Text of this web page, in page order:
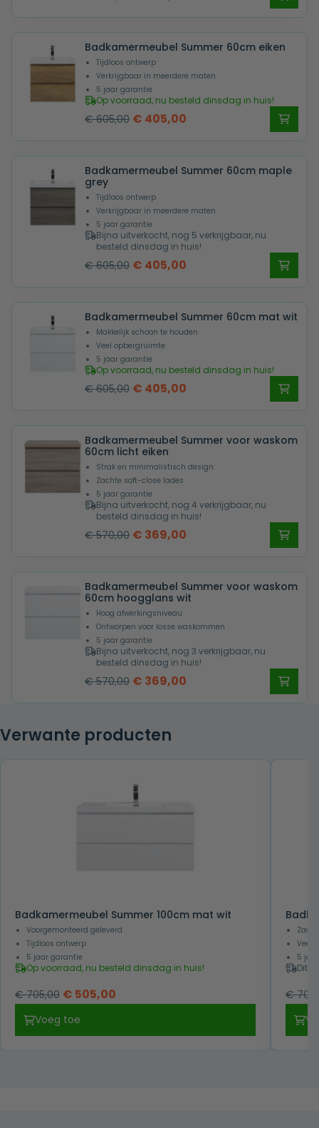
was:
€ 570,00.
is:
€ 369,00.
Badkamermeubel Summer 60cm eiken
Tijdloos ontwerp
Verkrijgbaar in meerdere maten
5 jaar garantie
Op voorraad, nu besteld dinsdag in huis!
€605,00 Oorspronkelijke
was:
€ 605,00.
€ 405,00
is:
€ 405,00.
Badkamermeubel Summer 60cm maple
grey
Tijdloos ontwerp
Verkrijgbaar in meerdere maten
5 jaar garantie
Bijna uitverkocht, nog 5 verkrijgbaar, nu
besteld dinsdag in huis!
€605,00 Oorspronkelijke
was:
€ 605,00.
€ 405,00
is:
€ 405,00.
Badkamermeubel Summer 60cm mat wit
Makkelijk schoon te houden
Veel opbergruimte
5 jaar garantie
Op voorraad, nu besteld dinsdag in huis!
€605,00 Oorspronkelijke
was:
€ 605,00.
€ 405,00
is:
€ 405,00.
Badkamermeubel Summer voor waskom
60cm licht eiken
Strak en minimalistisch design
Zachte soft-close lades
5 jaar garantie
Bijna uitverkocht, nog 4 verkrijgbaar, nu
besteld dinsdag in huis!
€570,00 Oorspronkelijke
was:
€ 570,00.
€ 369,00
is:
€ 369,00.
Badkamermeubel Summer voor waskom
60cm hoogglans wit
Hoog afwerkingsniveau
Ontworpen voor losse waskommen
5 jaar garantie
Bijna uitverkocht, nog 3 verkrijgbaar, nu
besteld dinsdag in huis!
€570,00 Oorspronkelijke
€ 570,00.
€ 369,00
Verwante producten
Badkamermeubel Summer 100cm mat wit
Voorgemonteerd geleverd
Tijdloos ontwerp
5 jaar garantie
Op voorraad, nu besteld dinsdag in huis!
€705,00 Oorspronkelijke
€ 705,00.
€ 505,00
€ 505,00.
Voeg toe
Veel
5
Dit
€